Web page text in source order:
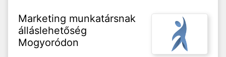
Marketing munkatársnak
álláslehetőség
Mogyoródon